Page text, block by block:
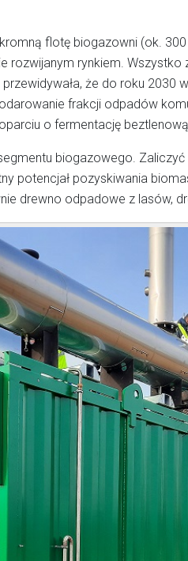
flotę biogazowni (ok.
rynkiem. Wszystko
że do roku 2030
frakcji odpadów
o fermentację
biogazowego.
potencjał pozyskiwania
drewno odpadowe z lasów,